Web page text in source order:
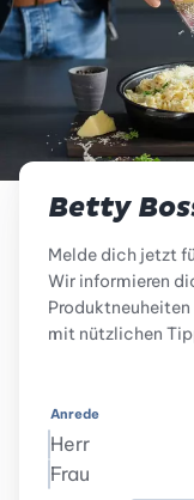
Betty
Melde dich jetzt
Wir informieren
mit nützlichen
Anrede
Herr
Frau